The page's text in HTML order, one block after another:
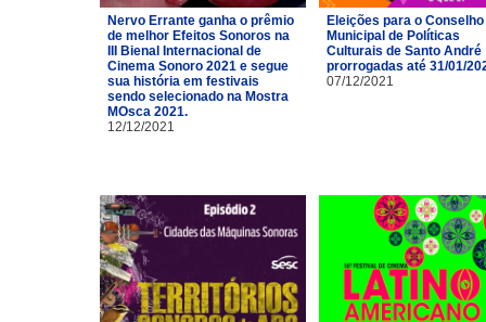
Nervo Errante ganha o prêmio
de melhor Efeitos Sonoros na
III Bienal Internacional de
Cinema Sonoro 2021 e segue
sua história em festivais
sendo selecionado na Mostra
MOsca 2021.
12/12/2021
Eleições para o Conselho
Municipal de Políticas
Culturais de Santo André
prorrogadas até 31/01/
07/12/2021